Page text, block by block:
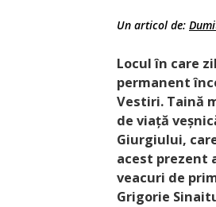
Un articol de:
Locul în care
permanent
Vestiri. Taină
de viață
Giurgiului,
acest prezent
veacuri de
Grigorie